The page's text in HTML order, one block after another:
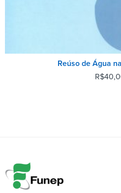
Reúso de Água
R$